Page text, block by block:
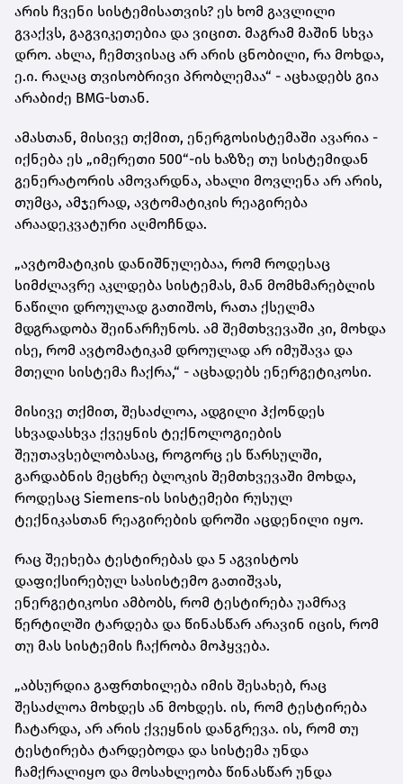
არის ჩვენი სისტემისათვის? ეს ხომ გავლილი
გვაქვს, გაგვიკეთებია და ვიცით. მაგრამ მაშინ სხვა
დრო. ახლა, ჩემთვისაც არ არის ცნობილი, რა მოხდა,
ე.ი. რაღაც თვისობრივი პრობლემაა“ - აცხადებს გია
არაბიძე BMG-სთან.
ამასთან, მისივე თქმით, ენერგოსისტემაში ავარია -
იქნება ეს „იმერეთი 500“-ის ხაზზე თუ სისტემიდან
გენერატორის ამოვარდნა, ახალი მოვლენა არ არის,
თუმცა, ამჯერად, ავტომატიკის რეაგირება
არაადეკვატური აღმოჩნდა.
„ავტომატიკის დანიშნულებაა, რომ როდესაც
სიმძლავრე აკლდება სისტემას, მან მომხმარებლის
ნაწილი დროულად გათიშოს, რათა ქსელმა
მდგრადობა შეინარჩუნოს. ამ შემთხვევაში კი, მოხდა
ისე, რომ ავტომატიკამ დროულად არ იმუშავა და
მთელი სისტემა ჩაქრა,“ - აცხადებს ენერგეტიკოსი.
მისივე თქმით, შესაძლოა, ადგილი ჰქონდეს
სხვადასხვა ქვეყნის ტექნოლოგიების
შეუთავსებლობასაც, როგორც ეს წარსულში,
გარდაბნის მეცხრე ბლოკის შემთხვევაში მოხდა,
როდესაც Siemens-ის სისტემები რუსულ
ტექნიკასთან რეაგირების დროში აცდენილი იყო.
რაც შეეხება ტესტირებას და 5 აგვისტოს
დაფიქსირებულ სასისტემო გათიშვას,
ენერგეტიკოსი ამბობს, რომ ტესტირება უამრავ
წერტილში ტარდება და წინასწარ არავინ იცის, რომ
თუ მას სისტემის ჩაქრობა მოჰყვება.
„აბსურდია გაფრთხილება იმის შესახებ, რაც
შესაძლოა მოხდეს ან მოხდეს. ის, რომ ტესტირება
ჩატარდა, არ არის ქვეყნის დანგრევა. ის, რომ თუ
ტესტირება ტარდებოდა და სისტემა უნდა
ჩამქრალიყო და მოსახლეობა წინასწარ უნდა